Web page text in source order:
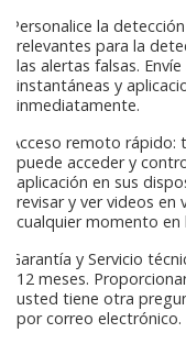
Personalice la
relevantes para la
las alertas falsas.
instantáneas y
inmediatamente.
Acceso remoto
puede acceder y
aplicación en sus
revisar y ver videos en
cualquier momento en
Garantía y Servicio
12 meses.
usted tiene otra
por correo electrónico.